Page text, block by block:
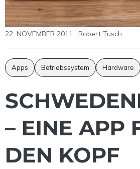
22. NOVEMBER 2011 Robert Tusch
Apps Betriebssystem Hardware
– EINE APP
DEN KOPF